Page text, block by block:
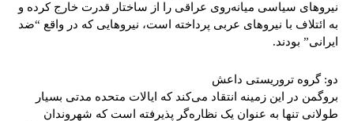
نیروهای سیاسی میانه‌روی عراقی را از ساختار قدرت خارج کرده و
به ائتلاف با نیروهای عربی پرداخته است، نیروهایی که در واقع “ضد
ایرانی” بودند.
دو: گروه تروریستی داعش
بروگمن در این زمینه انتقاد می‌کند که ایالات متحده مدتی بسیار
طولانی تنها به عنوان یک نظاره‌گر پذیرفته است که شهروندان